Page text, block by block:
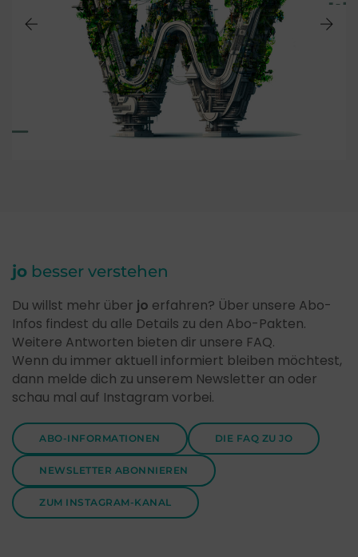
jo besser verstehen
Du willst mehr über jo erfahren? Über unsere Abo-
Infos findest du alle Details zu den Abo-Pakten.
Weitere Antworten bieten dir unsere FAQ.
Wenn du immer aktuell informiert bleiben möchtest,
dann melde dich zu unserem Newsletter an oder
schau mal auf Instagram vorbei.
ABO-INFORMATIONEN DIE FAQ ZU JO
NEWSLETTER ABONNIEREN
ZUM INSTAGRAM-KANAL